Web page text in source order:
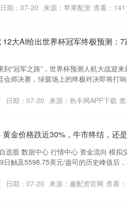
日期：07-20 来源：苹果配资 查看： 141
12大AI给出世界杯冠军终极预测：
到“冠军之路”，世界杯预测人机大战迎
会师决赛，绿茵场上的终极对决即将打
日期：07-20 来源：热丰网APP下载 查
黄金价格跌近30%，牛市终结，还是
选股 数据中心 行情中心 资金流向 模
日触及5598.75美元/盎司的历史峰值后
日期：07-20 来源：趣配资官网 查看：